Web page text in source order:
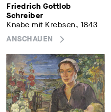
Friedrich Gottlob
Schreiber
Knabe mit Krebsen, 1843
ANSCHAUEN